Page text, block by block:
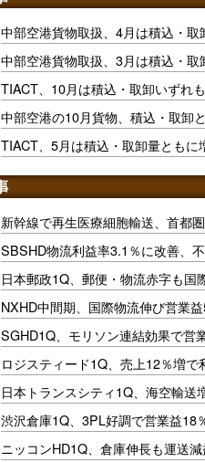
中部空港貨物取扱、4月は積込・取
中部空港貨物取扱、3月は積込・取
TIACT、10月は積込・取卸いずれ
中部空港の10月貨物、積込・取卸
TIACT、5月は積込・取卸量ともに
新幹線で再生医療細胞輸送、首都
SBSHD物流利益率3.1％に改善、
日本郵政1Q、郵便・物流赤字も国
NXHD中間期、国際物流伸び営業
SGHD1Q、モリソン連結効果で営
ロジスティード1Q、売上12％増で
日本トランスシティ1Q、海空輸送
渋沢倉庫1Q、3PL好調で営業益18
ニッコンHD1Q、倉庫伸長も運送減